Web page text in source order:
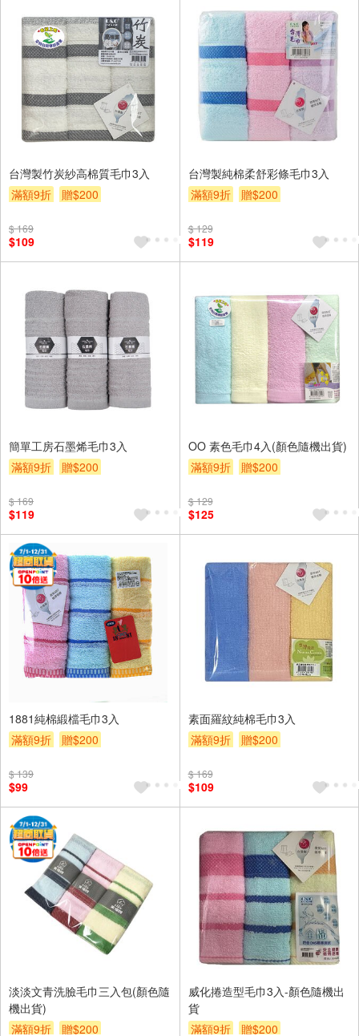
台灣製竹炭紗高棉質毛巾3入
滿額9折
贈$200
$ 169
$109
台灣製純棉柔舒彩條毛巾3入
滿額9折
贈$200
$ 129
$119
簡單工房石墨烯毛巾3入
滿額9折
贈$200
$ 169
$119
OO 素色毛巾4入(顏色隨機出貨)
滿額9折
贈$200
$ 129
$125
1881純棉緞檔毛巾3入
滿額9折
贈$200
$ 139
$99
素面羅紋純棉毛巾3入
滿額9折
贈$200
$ 169
$109
淡淡文青洗臉毛巾三入包(顏色隨
機出貨)
滿額9折
贈$200
威化捲造型毛巾3入-顏色隨機出
貨
滿額9折
贈$200